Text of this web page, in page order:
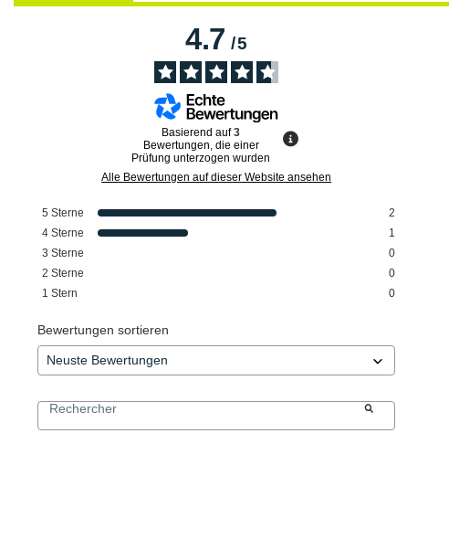
4.7/5
Basierend auf3
Bewertungen, die einer
Prüfung unterzogen wurden
Alle Bewertungen auf dieser Website ansehen
5 Sterne
2
4 Sterne
1
3 Sterne
0
2 Sterne
0
1 Stern 0
Bewertungen sortieren